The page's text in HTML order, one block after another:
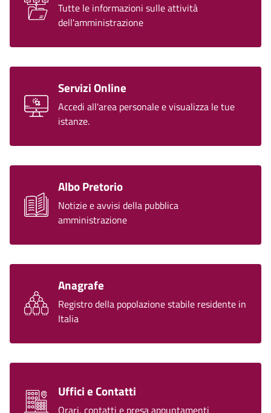
Tutte le informazioni sulle attività
dell'amministrazione
Servizi Online
Accedi all'area personale e visualizza le tue
istanze.
Albo Pretorio
Notizie e avvisi della pubblica
amministrazione
Anagrafe
Registro della popolazione stabile residente in
Italia
Uffici e Contatti
Orari, contatti e presa appuntamenti